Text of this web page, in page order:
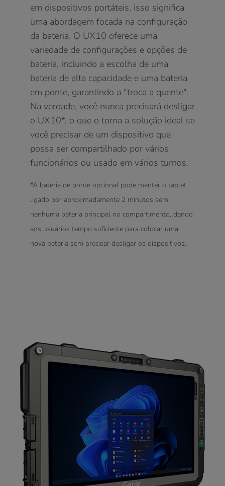
em dispositivos portáteis, isso significa
uma abordagem focada na configuração
da bateria. O UX10 oferece uma
variedade de configurações e opções de
bateria, incluindo a escolha de uma
bateria de alta capacidade e uma bateria
em ponte, garantindo a "troca a quente".
Na verdade, você nunca precisará desligar
o UX10*, o que o torna a solução ideal se
você precisar de um dispositivo que
possa ser compartilhado por vários
funcionários ou usado em vários turnos.
*A bateria de ponte opcional pode manter o tablet
ligado por aproximadamente 2 minutos sem
nenhuma bateria principal no compartimento, dando
aos usuários tempo suficiente para colocar uma
nova bateria sem precisar desligar os dispositivos.